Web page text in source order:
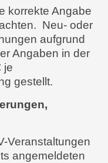
korrekte Angabe
Neu- oder
aufgrund
Angaben in der
je
gestellt.
Veranstaltungen
angemeldeten